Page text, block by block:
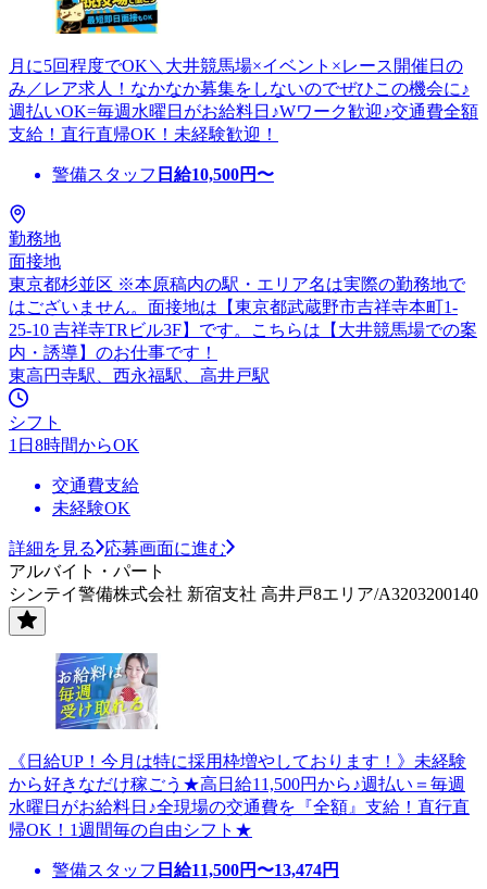
月に5回程度でOK＼大井競馬場×イベント×レース開催日の
み／レア求人！なかなか募集をしないのでぜひこの機会に♪
週払いOK=毎週水曜日がお給料日♪Wワーク歓迎♪交通費全額
支給！直行直帰OK！未経験歓迎！
警備スタッフ 日給10,500円〜
勤務地
面接地
東京都杉並区 ※本原稿内の駅・エリア名は実際の勤務地で
はございません。面接地は【東京都武蔵野市吉祥寺本町1-
25-10 吉祥寺TRビル3F】です。こちらは【大井競馬場での案
内・誘導】のお仕事です！
東高円寺駅、西永福駅、高井戸駅
シフト
1日8時間からOK
交通費支給
未経験OK
詳細を見る
応募画面に進む
アルバイト・パート
シンテイ警備株式会社 新宿支社 高井戸8エリア/A3203200140
《日給UP！今月は特に採用枠増やしております！》未経験
から好きなだけ稼ごう★高日給11,500円から♪週払い＝毎週
水曜日がお給料日♪全現場の交通費を『全額』支給！直行直
帰OK！1週間毎の自由シフト★
警備スタッフ 日給11,500円〜13,474円